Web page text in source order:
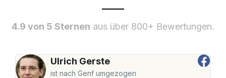
4.9 von 5 Sternen aus über 800+ Bewertungen.
Ulrich Gerste
ist nach Genf umgezogen